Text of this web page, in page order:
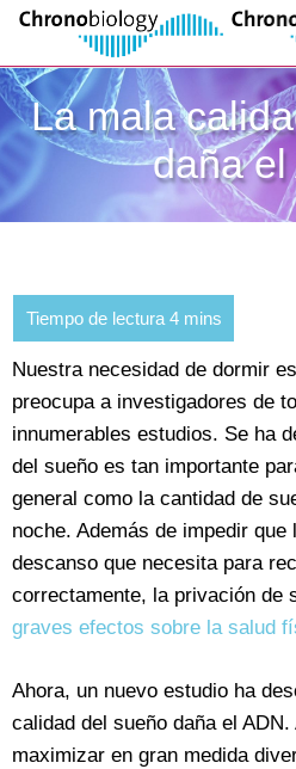
La mala
daña el
Nuestra necesidad de dormir
preocupa a investigadores de
innumerables estudios. Se ha
del sueño es tan importante
general como la cantidad de
noche. Además de impedir que
descanso que necesita para
correctamente, la privación de
graves efectos sobre la salud
Ahora, un nuevo estudio ha
calidad del sueño daña el
maximizar en gran medida